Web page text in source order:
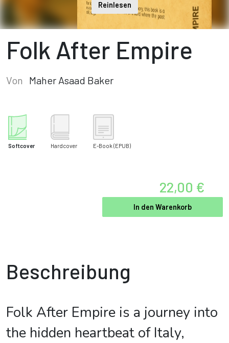
Reinlesen
Folk After Empire
Von Maher Asaad Baker
Softcover Hardcover E-Book (EPUB)
22,00 €
In den Warenkorb
Beschreibung
Folk After Empire is a journey into
the hidden heartbeat of Italy,